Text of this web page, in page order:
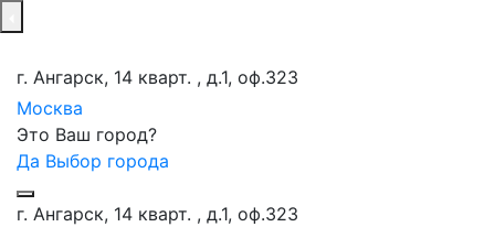
г. Ангарск, 14 кварт. , д.1, оф.323
Москва
Это Ваш город?
Да Выбор города
г. Ангарск, 14 кварт. , д.1, оф.323